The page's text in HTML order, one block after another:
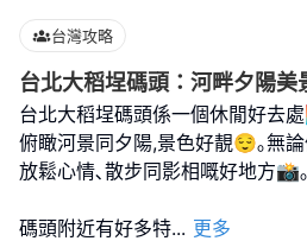
台灣攻略
台北大稻埕碼頭：河畔夕陽美
台北大稻埕碼頭係一個休閒好去
俯瞰河景同夕陽,景色好靚😌｡無
放鬆心情､散步同影相嘅好地方📸｡
碼頭附近有好多特... 更多